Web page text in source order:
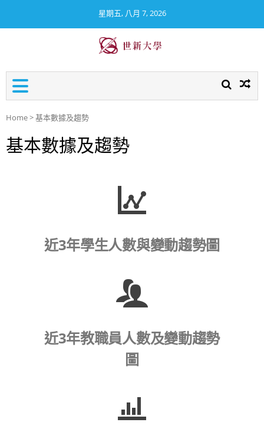
星期五, 八月 7, 2026
Home>基本數據及趨勢
基本數據及趨勢
近3年學生人數與變動趨勢圖
近3年教職員人數及變動趨勢
圖